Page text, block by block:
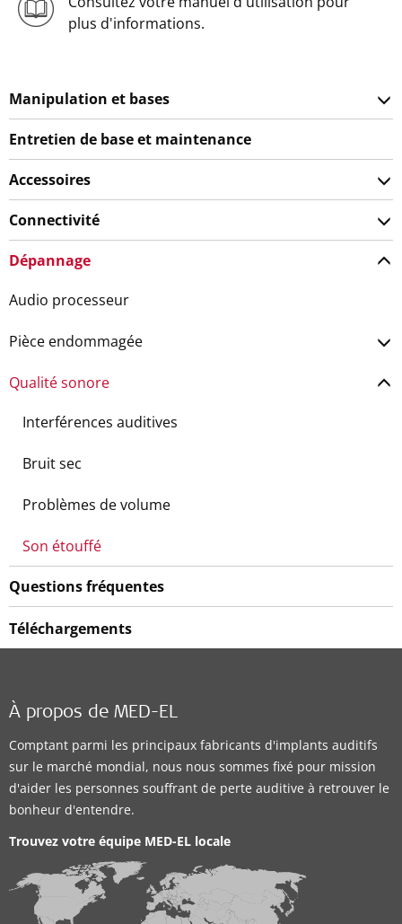
plus d'informations.
Manipulation et bases
Entretien de base et maintenance
Accessoires
Connectivité
Dépannage
Audio processeur
Pièce endommagée
Qualité sonore
Interférences auditives
Bruit sec
Problèmes de volume
Son étouffé
Questions fréquentes
Téléchargements
À propos de MED-EL
Comptant parmi les principaux fabricants d'implants auditifs
sur le marché mondial, nous nous sommes fixé pour mission
d'aider les personnes souffrant de perte auditive à retrouver le
bonheur d'entendre.
Trouvez votre équipe MED-EL locale